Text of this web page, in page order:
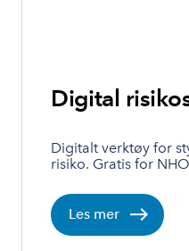
Digital
Digitalt verktøy for
risiko. Gratis for
Les mer